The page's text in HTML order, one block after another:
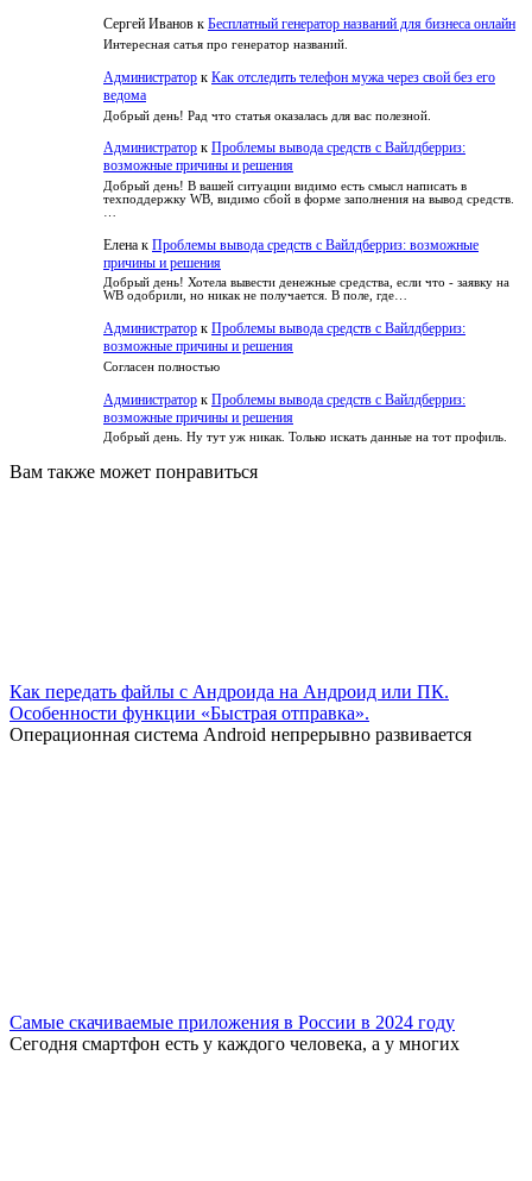
Сергей Иванов к Бесплатный генератор названий для бизнеса онлайн
Интересная сатья про генератор названий.
Администратор к Как отследить телефон мужа через свой без его
ведома
Добрый день! Рад что статья оказалась для вас полезной.
Администратор к Проблемы вывода средств с Вайлдберриз:
возможные причины и решения
Добрый день! В вашей ситуации видимо есть смысл написать в
техподдержку WB, видимо сбой в форме заполнения на вывод средств.
Елена к Проблемы вывода средств с Вайлдберриз: возможные
причины и решения
Добрый день! Хотела вывести денежные средства, если что - заявку на
WB одобрили, но никак не получается. В поле, где…
Администратор к Проблемы вывода средств с Вайлдберриз:
возможные причины и решения
Согласен полностью
Администратор к Проблемы вывода средств с Вайлдберриз:
возможные причины и решения
Добрый день. Ну тут уж никак. Только искать данные на тот профиль.
Вам также может понравиться
Как передать файлы с Андроида на Андроид или ПК.
Особенности функции «Быстрая отправка».
Операционная система Android непрерывно развивается
Самые скачиваемые приложения в России в 2024 году
Сегодня смартфон есть у каждого человека, а у многих